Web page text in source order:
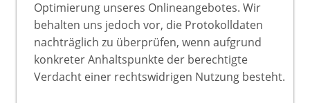
Optimierung unseres Onlineangebotes. Wir
behalten uns jedoch vor, die Protokolldaten
nachträglich zu überprüfen, wenn aufgrund
konkreter Anhaltspunkte der berechtigte
Verdacht einer rechtswidrigen Nutzung besteht.